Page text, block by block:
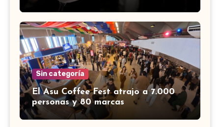
Sin categoría
El Asu Coffee Fest atrajo a 7.000
personas y 80 marcas